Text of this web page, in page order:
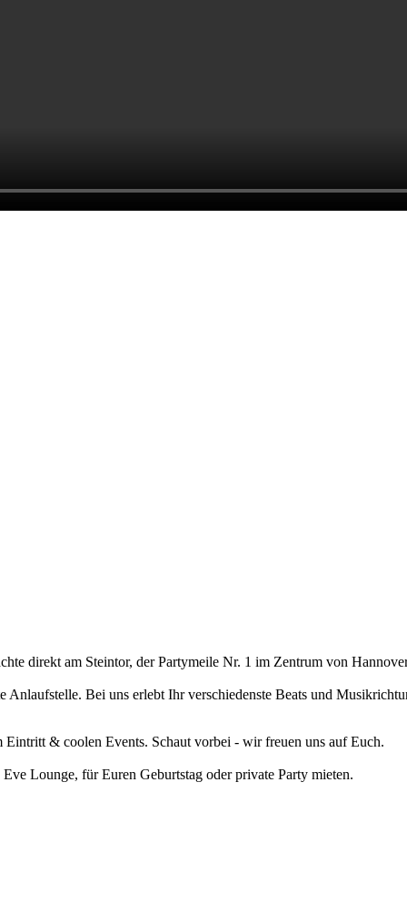
direkt am Steintor, der Partymeile Nr. 1 im Zentrum von
Bei uns erlebt Ihr verschiedenste Beats und
& coolen Events. Schaut vorbei - wir freuen uns auf Euch.
Lounge, für Euren Geburtstag oder private Party mieten.